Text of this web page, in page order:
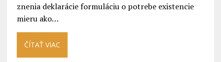
znenia deklarácie formuláciu o potrebe existencie
mieru ako…
ČÍTAŤ VIAC